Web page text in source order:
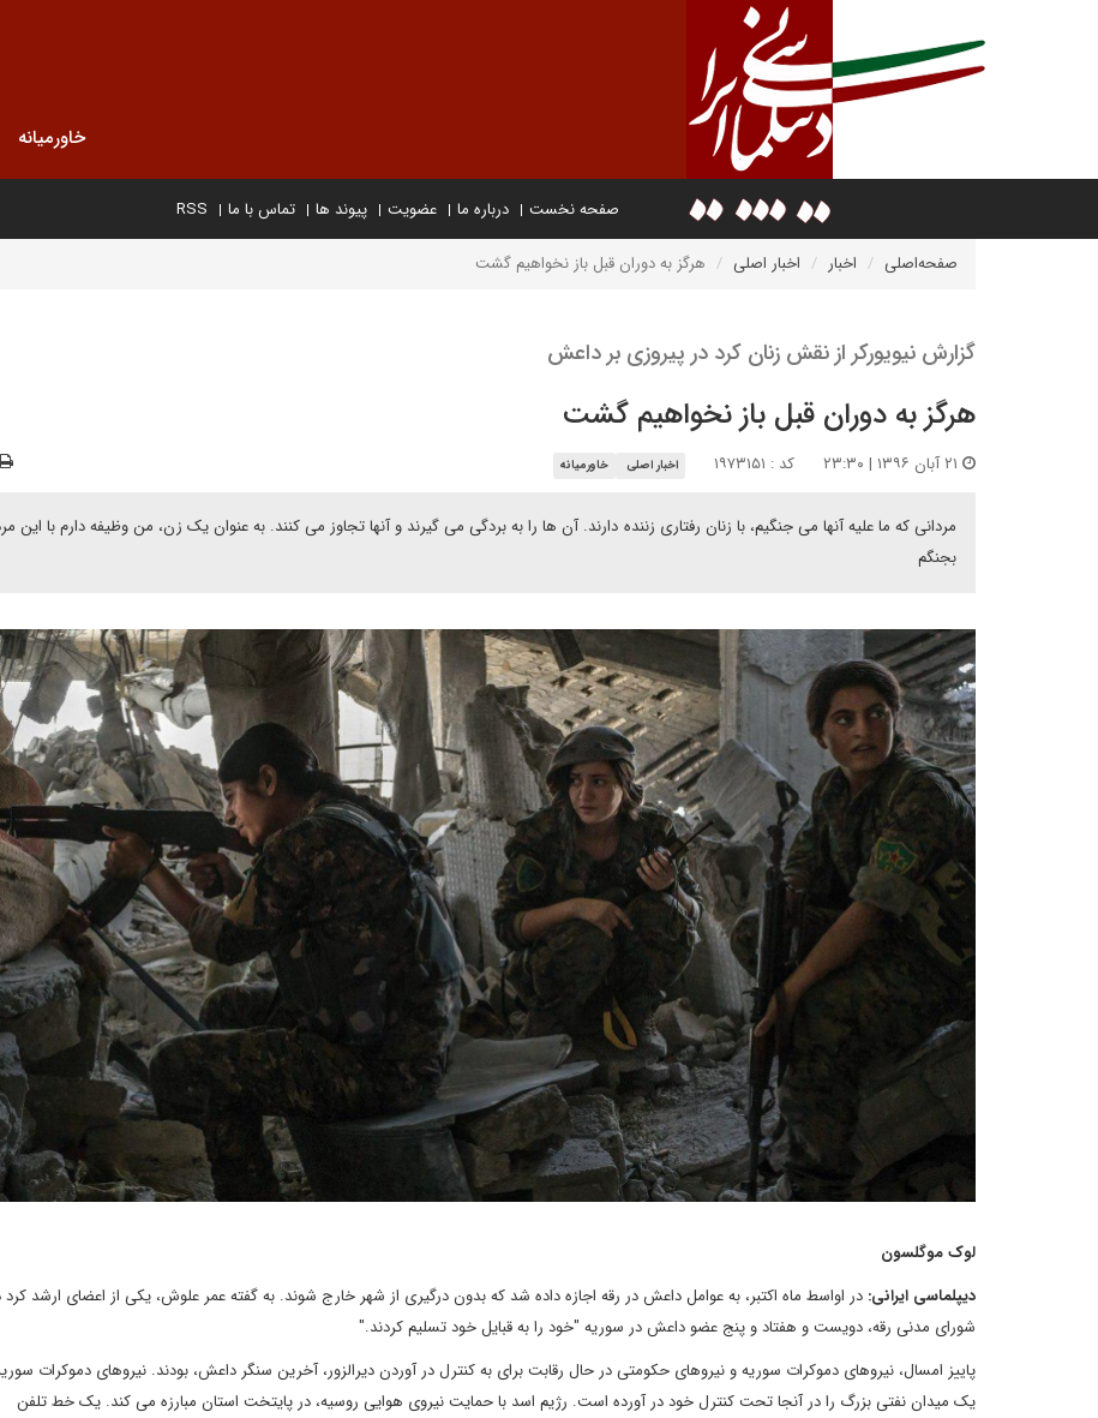
خاورمیانه
صفحه نخست درباره ما عضویت پیوند ها تماس با ما RSS
صفحه‌اصلی اخبار اخبار اصلی هرگز به دوران قبل باز نخواهیم گشت
گزارش نیویورکر از نقش زنان کرد در پیروزی بر داعش
هرگز به دوران قبل باز نخواهیم گشت
کد : ۱۹۷۳۱۵۱ اخبار اصلی خاورمیانه
مردانی که ما علیه آنها می جنگیم، با زنان رفتاری زننده دارند. آن ها را به بردگی می گیرند و آنها تجاوز می کنند. به عنوان یک زن، من وظیفه دارم با این
بجنگم
لوک موگلسون
دیپلماسی ایرانی: در اواسط ماه اکتبر، به عوامل داعش در رقه اجازه داده شد که بدون درگیری از شهر خارج شوند. به گفته عمر علوش، یکی از اعضای ارشد کرد
شورای مدنی رقه، دویست و هفتاد و پنج عضو داعش در سوریه "خود را به قبایل خود تسلیم کردند."
پاییز امسال، نیروهای دموکرات سوریه و نیروهای حکومتی در حال رقابت برای به کنترل در آوردن دیرالزور، آخرین سنگر داعش، بودند. نیروهای دموکرات
یک میدان نفتی بزرگ را در آنجا تحت کنترل خود در آورده است. رژیم اسد با حمایت نیروی هوایی روسیه، در پایتخت استان مبارزه می کند. یک خط تلفن